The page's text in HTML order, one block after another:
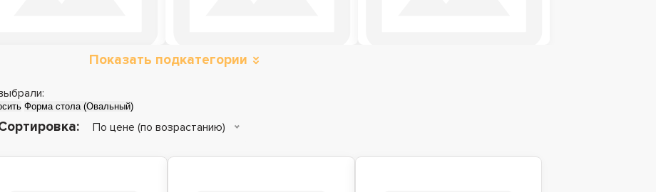
Столы трансформеры
Показать подкатегории
Форма стола (Овальный)
По цене (по возрастанию)